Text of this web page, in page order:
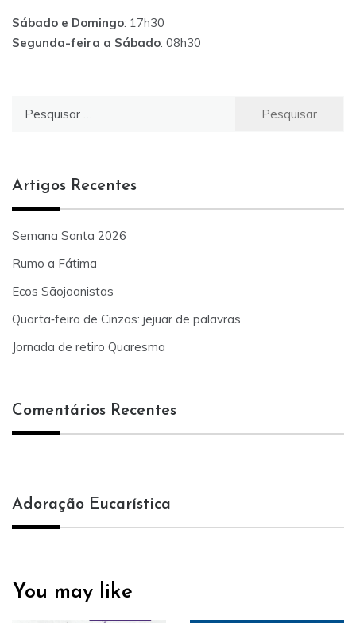
Sábado e Domingo: 17h30
Segunda-feira a Sábado: 08h30
Artigos Recentes
Semana Santa 2026
Rumo a Fátima
Ecos Sãojoanistas
Quarta‑feira de Cinzas: jejuar de palavras
Jornada de retiro Quaresma
Comentários Recentes
Adoração Eucarística
You may like